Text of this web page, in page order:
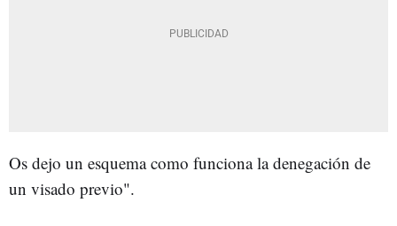
Os dejo un esquema como funciona la denegación de
un visado previo".